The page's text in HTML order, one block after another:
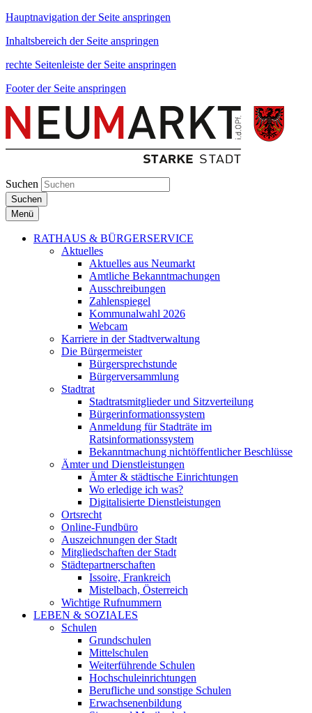
Hauptnavigation der Seite anspringen
Inhaltsbereich der Seite anspringen
rechte Seitenleiste der Seite anspringen
Footer der Seite anspringen
Suchen
Suchen
Menü
RATHAUS & BÜRGERSERVICE
Aktuelles
Aktuelles aus Neumarkt
Amtliche Bekanntmachungen
Ausschreibungen
Zahlenspiegel
Kommunalwahl 2026
Webcam
Karriere in der Stadtverwaltung
Die Bürgermeister
Bürgersprechstunde
Bürgerversammlung
Stadtrat
Stadtratsmitglieder und Sitzverteilung
Bürgerinformationssystem
Anmeldung für Stadträte im
Ratsinformationssystem
Bekanntmachung nichtöffentlicher Beschlüsse
Ämter und Dienstleistungen
Ämter & städtische Einrichtungen
Wo erledige ich was?
Digitalisierte Dienstleistungen
Ortsrecht
Online-Fundbüro
Auszeichnungen der Stadt
Mitgliedschaften der Stadt
Städtepartnerschaften
Issoire, Frankreich
Mistelbach, Österreich
Wichtige Rufnummern
LEBEN & SOZIALES
Schulen
Grundschulen
Mittelschulen
Weiterführende Schulen
Hochschuleinrichtungen
Berufliche und sonstige Schulen
Erwachsenenbildung